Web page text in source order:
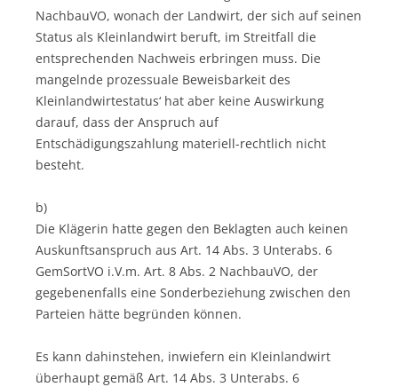
NachbauVO, wonach der Landwirt, der sich auf seinen
Status als Kleinlandwirt beruft, im Streitfall die
entsprechenden Nachweis erbringen muss. Die
mangelnde prozessuale Beweisbarkeit des
Kleinlandwirtestatus‘ hat aber keine Auswirkung
darauf, dass der Anspruch auf
Entschädigungszahlung materiell-rechtlich nicht
besteht.
b)
Die Klägerin hatte gegen den Beklagten auch keinen
Auskunftsanspruch aus Art. 14 Abs. 3 Unterabs. 6
GemSortVO i.V.m. Art. 8 Abs. 2 NachbauVO, der
gegebenenfalls eine Sonderbeziehung zwischen den
Parteien hätte begründen können.
Es kann dahinstehen, inwiefern ein Kleinlandwirt
überhaupt gemäß Art. 14 Abs. 3 Unterabs. 6